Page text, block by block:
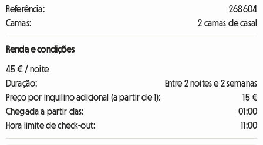
Referência:
268604
Camas:
2 camas de casal
Renda e condições
45 € / noite
Duração:
Entre 2 noites e 2 semanas
Preço por inquilino adicional (a partir de 1):
15 €
Chegada a partir das:
01:00
Hora limite de check-out:
11:00